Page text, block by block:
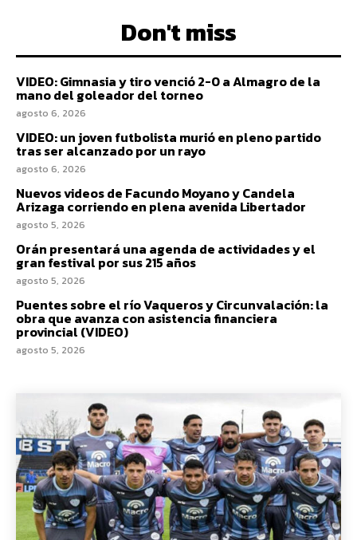
Don't miss
VIDEO: Gimnasia y tiro venció 2-0 a Almagro de la
mano del goleador del torneo
agosto 6, 2026
VIDEO: un joven futbolista murió en pleno partido
tras ser alcanzado por un rayo
agosto 6, 2026
Nuevos videos de Facundo Moyano y Candela
Arizaga corriendo en plena avenida Libertador
agosto 5, 2026
Orán presentará una agenda de actividades y el
gran festival por sus 215 años
agosto 5, 2026
Puentes sobre el río Vaqueros y Circunvalación: la
obra que avanza con asistencia financiera
provincial (VIDEO)
agosto 5, 2026